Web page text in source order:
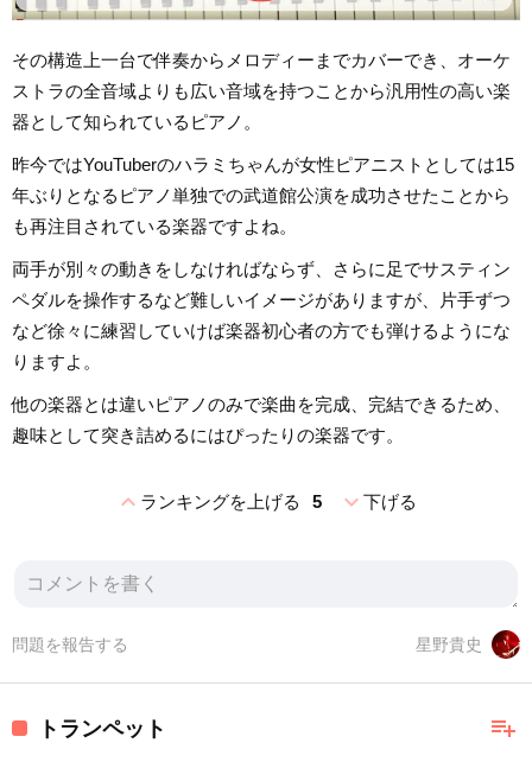
その構造上一台で伴奏からメロディーまでカバーでき、オーケ
ストラの全音域よりも広い音域を持つことから汎用性の高い楽
器として知られているピアノ。
昨今ではYouTuberのハラミちゃんが女性ピアニストとしては15
年ぶりとなるピアノ単独での武道館公演を成功させたことから
も再注目されている楽器ですよね。
両手が別々の動きをしなければならず、さらに足でサスティン
ペダルを操作するなど難しいイメージがありますが、片手ずつ
など徐々に練習していけば楽器初心者の方でも弾けるようにな
りますよ。
他の楽器とは違いピアノのみで楽曲を完成、完結できるため、
趣味として突き詰めるにはぴったりの楽器です。
expand_lessランキングを上げる 5 expand_more下げる
星野貴史
問題を報告する
playlist_add
トランペット